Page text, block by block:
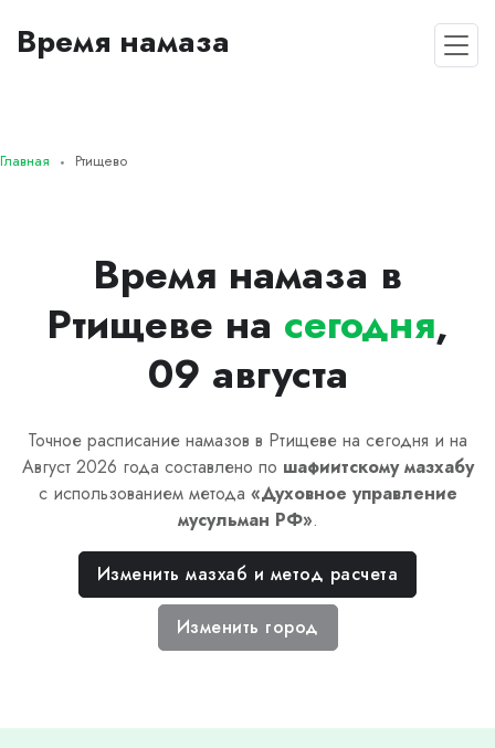
Время намаза
Главная Ртищево
Время намаза в
Ртищеве на сегодня,
09 августа
Точное расписание намазов в Ртищеве на сегодня и на
Август 2026 года составлено по шафиитскомумазхабу
с использованием метода «Духовное управление
мусульман РФ».
Изменить мазхаб и метод расчета
Изменить город